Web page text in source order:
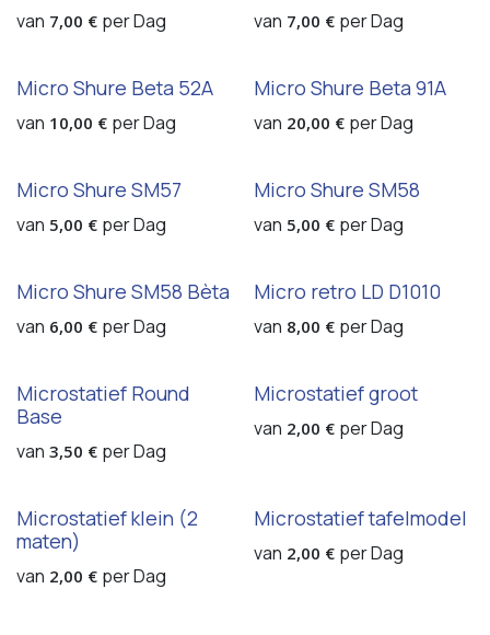
van 7,00 € perDag van 7,00 € perDag
Micro Shure Beta 52A
van 10,00 € perDag
Micro Shure Beta 91A
van 20,00 € perDag
Micro Shure SM57
van 5,00 € perDag
Micro Shure SM58
van 5,00 € perDag
Micro Shure SM58 Bèta
van 6,00 € perDag
Micro retro LD D1010
van 8,00 € perDag
Microstatief Round
Base
van 3,50 € perDag
Microstatief groot
van 2,00 € perDag
Microstatief klein (2
maten)
van 2,00 € perDag
Microstatief tafelmodel
van 2,00 € perDag